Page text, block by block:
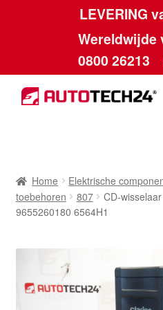
LEVERING
Wereldwijde
0800 26213
Skip
to
Skip
to
Algemene voorwaarden
Betalingen
Contact
Home Elektrische
toebehoren
807
CD-
9655260180 6564H1